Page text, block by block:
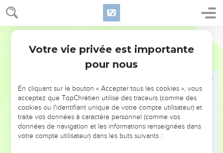
Lévitique Introduction
pur et l’impur, qui concernent des réalités physiques (les
animaux, l’accouchement, les différentes formes de « lèpre
», la sexualité). L’impureté rituelle, qu’il faut distinguer du
temps de son impureté. Par ces réalités « extérieures »,
l’Eternel a inculqué à son peuple la nécessité d’être pur
Le chapitre 16 conclut la première grande section du
Lévitique par la loi sur le Jour des expiations, jour
exceptionnel où le grand-prêtre, une fois par an, pénètre
dans le sanctuaire, au-delà du voile, pour faire l’expiation en
Votre vie privée est importante
pour nous
En cliquant sur le bouton « Accepter tous les cookies », vous
acceptez que TopChrétien utilise des traceurs (comme des
cookies ou l'identifiant unique de votre compte utilisateur) et
traite vos données à caractère personnel (comme vos
données de navigation et les informations renseignées dans
votre compte utilisateur) dans les buts suivants :